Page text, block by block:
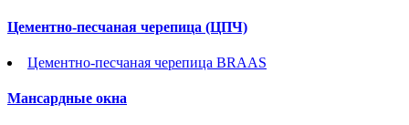
Цементно-песчаная черепица (ЦПЧ)
Цементно-песчаная черепица BRAAS
Мансардные окна